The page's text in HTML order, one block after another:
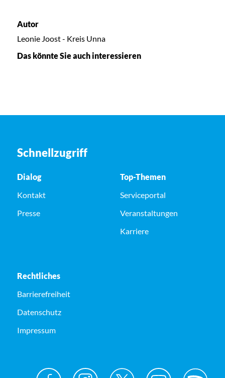
Autor
Leonie Joost - Kreis Unna
Das könnte Sie auch interessieren
Schnellzugriff
Dialog
Kontakt
Presse
Top-Themen
Serviceportal
Veranstaltungen
Karriere
Rechtliches
Barrierefreiheit
Datenschutz
Impressum